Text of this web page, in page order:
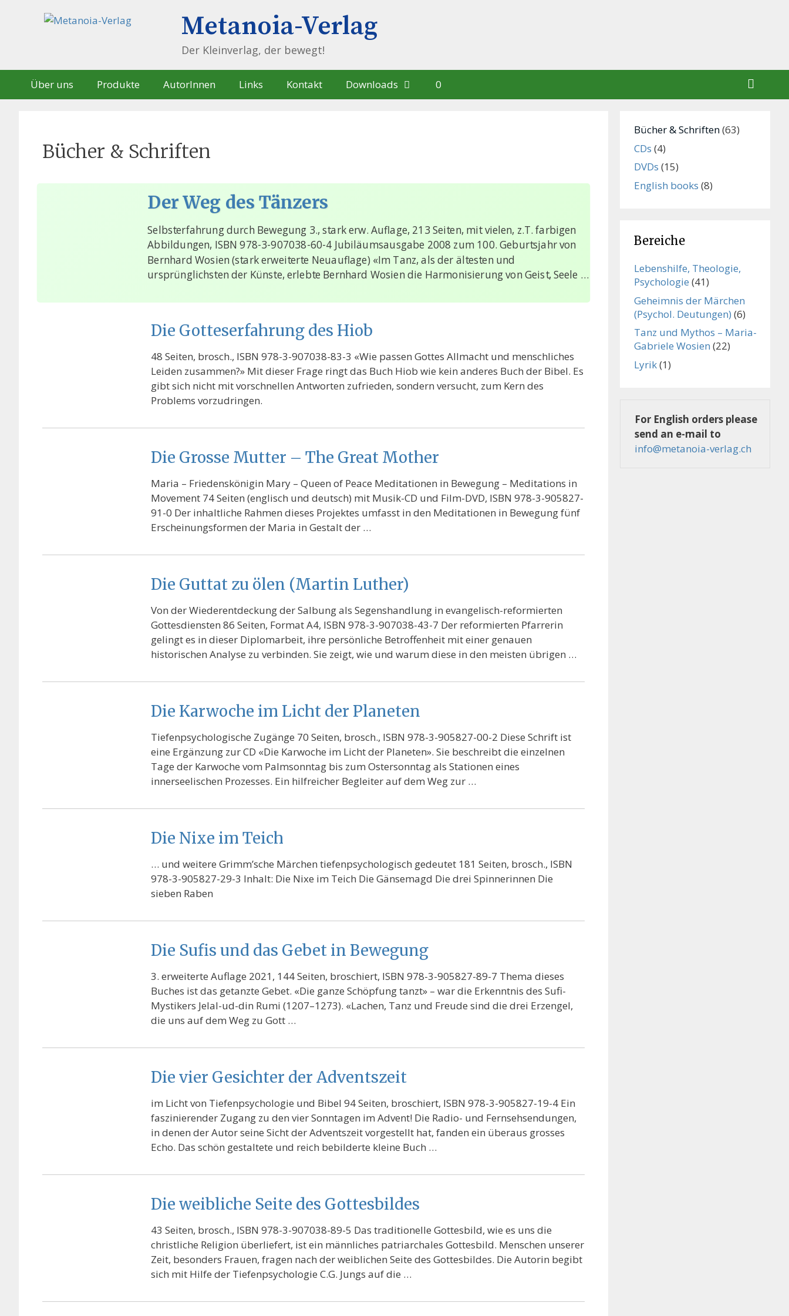
Metanoia-Verlag
Der Kleinverlag, der bewegt!
Über uns Produkte AutorInnen Links Kontakt Downloads 0
Bücher & Schriften
Der Weg des Tänzers
Selbsterfahrung durch Bewegung 3., stark erw. Auflage, 213 Seiten, mit vielen, z.T. farbigen
Abbildungen, ISBN 978-3-907038-60-4 Jubiläumsausgabe 2008 zum 100. Geburtsjahr von
Bernhard Wosien (stark erweiterte Neuauflage) «Im Tanz, als der ältesten und
ursprünglichsten der Künste, erlebte Bernhard Wosien die Harmonisierung von Geist, Seele …
Die Gotteserfahrung des Hiob
48 Seiten, brosch., ISBN 978-3-907038-83-3 «Wie passen Gottes Allmacht und menschliches
Leiden zusammen?» Mit dieser Frage ringt das Buch Hiob wie kein anderes Buch der Bibel. Es
gibt sich nicht mit vorschnellen Antworten zufrieden, sondern versucht, zum Kern des
Problems vorzudringen.
Die Grosse Mutter – The Great Mother
Maria – Friedenskönigin Mary – Queen of Peace Meditationen in Bewegung – Meditations in
Movement 74 Seiten (englisch und deutsch) mit Musik-CD und Film-DVD, ISBN 978-3-905827-
91-0 Der inhaltliche Rahmen dieses Projektes umfasst in den Meditationen in Bewegung fünf
Erscheinungsformen der Maria in Gestalt der …
Die Guttat zu ölen (Martin Luther)
Von der Wiederentdeckung der Salbung als Segenshandlung in evangelisch-reformierten
Gottesdiensten 86 Seiten, Format A4, ISBN 978-3-907038-43-7 Der reformierten Pfarrerin
gelingt es in dieser Diplomarbeit, ihre persönliche Betroffenheit mit einer genauen
historischen Analyse zu verbinden. Sie zeigt, wie und warum diese in den meisten übrigen …
Die Karwoche im Licht der Planeten
Tiefenpsychologische Zugänge 70 Seiten, brosch., ISBN 978-3-905827-00-2 Diese Schrift ist
eine Ergänzung zur CD «Die Karwoche im Licht der Planeten». Sie beschreibt die einzelnen
Tage der Karwoche vom Palmsonntag bis zum Ostersonntag als Stationen eines
innerseelischen Prozesses. Ein hilfreicher Begleiter auf dem Weg zur …
Die Nixe im Teich
… und weitere Grimm’sche Märchen tiefenpsychologisch gedeutet 181 Seiten, brosch., ISBN
978-3-905827-29-3 Inhalt: Die Nixe im Teich Die Gänsemagd Die drei Spinnerinnen Die
sieben Raben
Die Sufis und das Gebet in Bewegung
3. erweiterte Auflage 2021, 144 Seiten, broschiert, ISBN 978-3-905827-89-7 Thema dieses
Buches ist das getanzte Gebet. «Die ganze Schöpfung tanzt» – war die Erkenntnis des Sufi-
Mystikers Jelal-ud-din Rumi (1207–1273). «Lachen, Tanz und Freude sind die drei Erzengel,
die uns auf dem Weg zu Gott …
Die vier Gesichter der Adventszeit
im Licht von Tiefenpsychologie und Bibel 94 Seiten, broschiert, ISBN 978-3-905827-19-4 Ein
faszinierender Zugang zu den vier Sonntagen im ­Advent! Die Radio- und Fernsehsendungen,
in denen der Autor seine Sicht der Adventszeit vorgestellt hat, fanden ein überaus grosses
Echo. Das schön gestaltete und reich bebilderte kleine Buch …
Die weibliche Seite des Gottesbildes
43 Seiten, brosch., ISBN 978-3-907038-89-5 Das traditionelle Gottesbild, wie es uns die
christliche Religion überliefert, ist ein männliches patriarchales Gottesbild. Menschen unserer
Zeit, besonders Frauen, fragen nach der weiblichen Seite des Gottesbildes. Die Autorin begibt
sich mit Hilfe der Tiefenpsychologie C.G. Jungs auf die …
Bücher & Schriften(63)
CDs (4)
DVDs (15)
English books (8)
Bereiche
Lebenshilfe, Theologie,
Psychologie (41)
Geheimnis der Märchen
(Psychol. Deutungen) (6)
Tanz und Mythos – Maria-
Gabriele Wosien (22)
Lyrik(1)
For English orders please
send an e-mail to
info@metanoia-verlag.ch